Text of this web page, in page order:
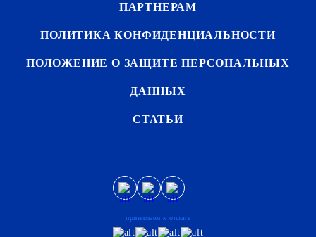
ПАРТНЕРАМ
ПОЛИТИКА КОНФИДЕНЦИАЛЬНОСТИ
ПОЛОЖЕНИЕ О ЗАЩИТЕ ПЕРСОНАЛЬНЫХ
ДАННЫХ
СТАТЬИ
принимаем к оплате